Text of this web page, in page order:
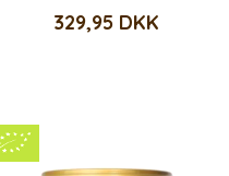
329,95 DKK